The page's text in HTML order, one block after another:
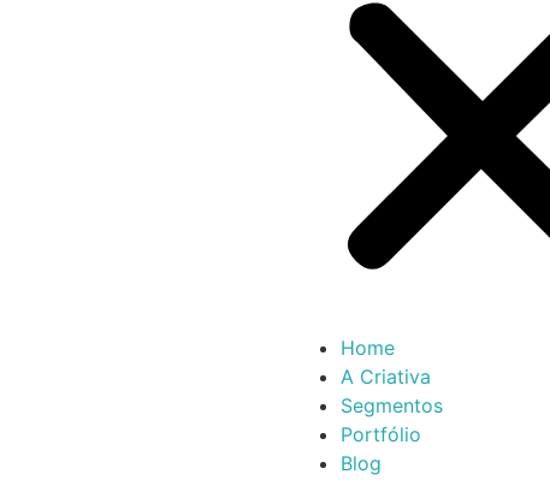
Home
A Criativa
Segmentos
Portfólio
Blog